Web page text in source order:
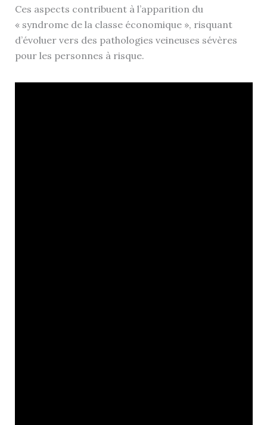
Ces aspects contribuent à l’apparition du
« syndrome de la classe économique », risquant
d’évoluer vers des pathologies veineuses sévères
pour les personnes à risque.